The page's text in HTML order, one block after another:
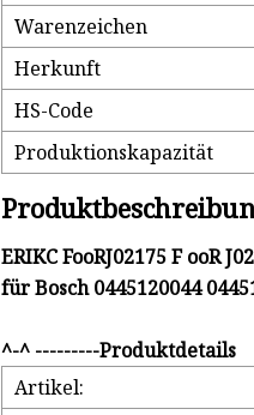
Warenzeichen
Herkunft
HS-Code
Produktionskapazität
ERIKC FooRJ02175 F ooR
für Bosch 0445120044
^-^ ---------Produktdetails
Artikel: